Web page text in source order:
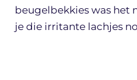
beugelbekkies was het
je die irritante lachjes